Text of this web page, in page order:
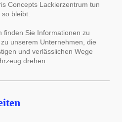
Concepts Lackierzentrum tun
bleibt.
finden Sie Informationen zu
unserem Unternehmen, die
und verlässlichen Wege
drehen.